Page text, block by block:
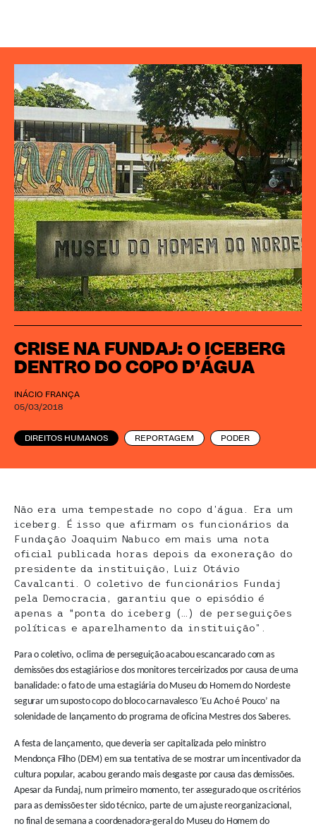
CRISE NA FUNDAJ: O ICEBERG
DENTRO DO COPO D’ÁGUA
INÁCIO FRANÇA
05/03/2018
DIREITOS HUMANOS REPORTAGEM PODER
Não era uma tempestade no copo d’água. Era um
iceberg. É isso que afirmam os funcionários da
Fundação Joaquim Nabuco em mais uma nota
oficial publicada horas depois da exoneração do
presidente da instituição, Luiz Otávio
Cavalcanti. O coletivo de funcionários Fundaj
pela Democracia, garantiu que o episódio é
apenas a “ponta do iceberg (…) de perseguições
políticas e aparelhamento da instituição”.
Para o coletivo, o clima de perseguição acabou escancarado com as
demissões dos estagiários e dos monitores terceirizados por causa de uma
banalidade: o fato de uma estagiária do Museu do Homem do Nordeste
segurar um suposto copo do bloco carnavalesco ‘Eu Acho é Pouco’ na
solenidade de lançamento do programa de oficina Mestres dos Saberes.
A festa de lançamento, que deveria ser capitalizada pelo ministro
Mendonça Filho (DEM) em sua tentativa de se mostrar um incentivador da
cultura popular, acabou gerando mais desgaste por causa das demissões.
Apesar da Fundaj, num primeiro momento, ter assegurado que os critérios
para as demissões ter sido técnico, parte de um ajuste reorganizacional,
no final de semana a coordenadora-geral do Museu do Homem do